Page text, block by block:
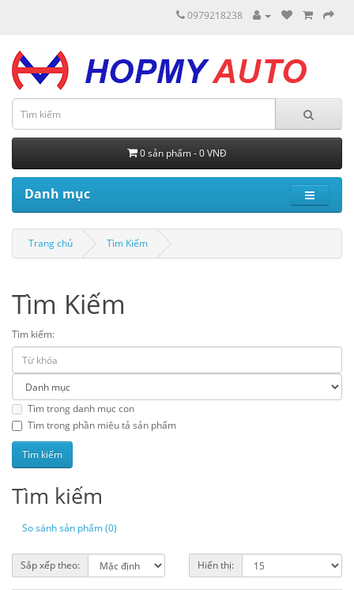
0979218238
0 sản phẩm - 0 VNĐ
Danh mục
Trang chủ Tìm Kiếm
Tìm Kiếm
Tìm kiếm:
Tìm trong danh mục con
Tìm trong phần miêu tả sản phẩm
Tìm kiếm
So sánh sản phẩm (0)
Sắp xếp theo: Hiển thị: